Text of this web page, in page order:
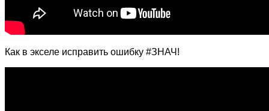
Как в экселе исправить ошибку #ЗНАЧ!